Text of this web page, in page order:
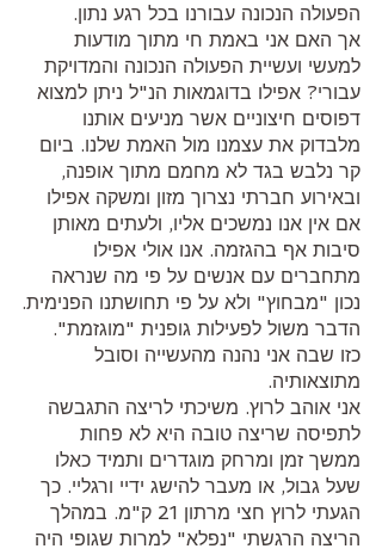
הפעולה הנכונה עבורנו בכל רגע נתון.
אך האם אני באמת חי מתוך מודעות
למעשי ועשיית הפעולה הנכונה והמדויקת
עבורי? אפילו בדוגמאות הנ"ל ניתן למצוא
דפוסים חיצוניים אשר מניעים אותנו
מלבדוק את עצמנו מול האמת שלנו. ביום
קר נלבש בגד לא מחמם מתוך אופנה,
ובאירוע חברתי נצרוך מזון ומשקה אפילו
אם אין אנו נמשכים אליו, ולעתים מאותן
סיבות אף בהגזמה. אנו אולי אפילו
מתחברים עם אנשים על פי מה שנראה
נכון "מבחוץ" ולא על פי תחושתנו הפנימית.
הדבר משול לפעילות גופנית "מוגזמת".
כזו שבה אני נהנה מהעשייה וסובל
מתוצאותיה.
אני אוהב לרוץ. משיכתי לריצה התגבשה
לתפיסה שריצה טובה היא לא פחות
ממשך זמן ומרחק מוגדרים ותמיד כאלו
שעל גבול, או מעבר להישג ידיי ורגליי. כך
הגעתי לרוץ חצי מרתון 21 ק"מ. במהלך
הריצה הרגשתי "נפלא" למרות שגופי היה